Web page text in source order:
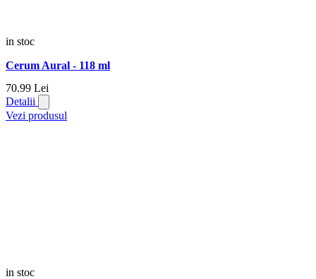
in stoc
Cerum Aural - 118 ml
70.99 Lei
Detalii
Vezi produsul
in stoc